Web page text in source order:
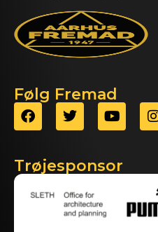
Følg Fremad
Trøjesponsor